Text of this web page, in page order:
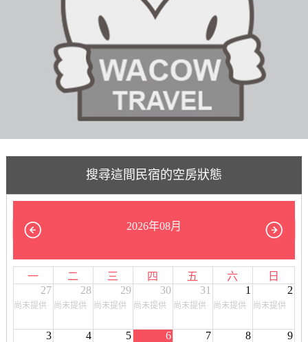
搜尋這間民宿的空房狀態
2026年08月
一 二 三 四 五 六
日
27
尚未提供
28
尚未提供
29
尚未提供
30
尚未提供
31
尚未提供
1
尚未提供
2
尚未提供
3 4 5 6 7 8 9